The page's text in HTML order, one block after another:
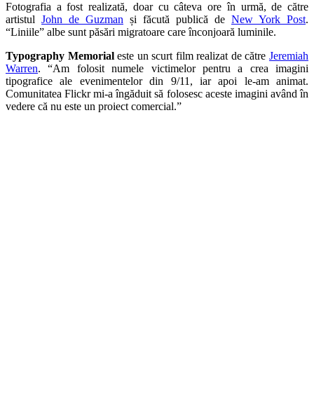
Fotografia a fost realizată, doar cu câteva ore în urmă, de către
artistul John de Guzman și făcută publică de New York Post.
“Liniile” albe sunt păsări migratoare care înconjoară luminile.
Typography Memorialeste un scurt film realizat de cătreJeremiah
Warren. “Am folosit numele victimelor pentru a crea imagini
tipografice ale evenimentelor din 9/11, iar apoi le-am animat.
Comunitatea Flickr mi-a îngăduit să folosesc aceste imagini având în
vedere că nu este un proiect comercial.”